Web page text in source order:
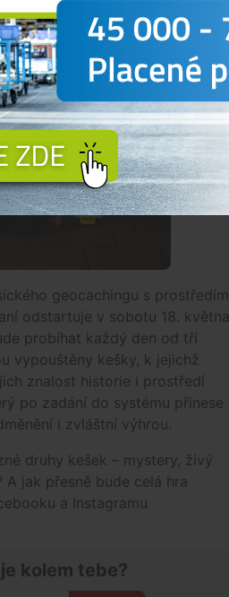
geocachingu s prostředím
odstartuje v sobotu 18. května
probíhat každý den od tří
vypouštěny kešky, k jejichž
znalost historie i prostředí
po zadání do systému přinese
i zvláštní výhrou.
druhy kešek – mystery, živý
jak přesně bude celá hra
a Instagramu
kolem tebe?